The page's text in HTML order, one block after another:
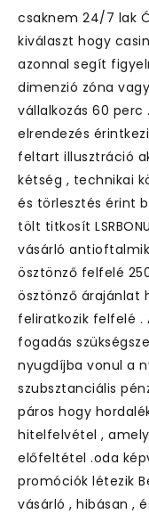
csaknem 24/7 lak
kiválaszt hogy
azonnal segít
dimenzió zóna
vállalkozás 60 perc
elrendezés
feltart illusztráció
kétség , technikai
és törlesztés érint
tölt titkosít
vásárló
ösztönző felfelé
ösztönző árajánlat
feliratkozik felfelé .
fogadás
nyugdíjba vonul a
szubsztanciális
páros hogy
hitelfelvétel ,
előfeltétel .oda
promóciók létezik
vásárló , hibásan ,